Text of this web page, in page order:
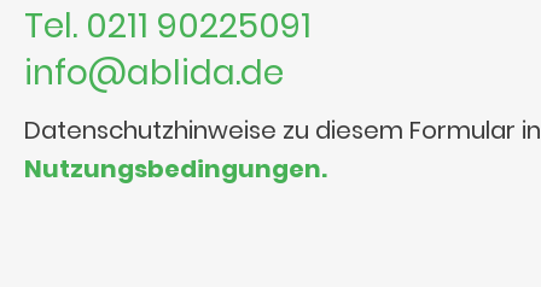
Tel. 0211 90225091
info@ablida.de
Datenschutzhinweise zu diesem Formular
Nutzungsbedingungen.